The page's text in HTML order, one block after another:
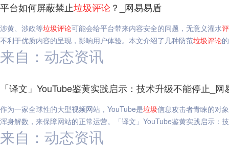
平台如何屏蔽禁止垃圾评论 ？_网易易盾
涉黄、涉政等垃圾评论可能会给平台带来内容安全的问题，无意义灌水
不利于优质内容的呈现，影响用户体验。本文介绍了几种防范垃圾评论
来自：动态资讯
「译文」YouTube鉴黄实践启示：技术升级不能停止_网
作为一家全球性的大型视频网站，YouTube是垃圾信息攻击者青睐的对
浑身解数，来保障网站的正常运营。「译文」YouTube鉴黄实践启示：
来自：动态资讯